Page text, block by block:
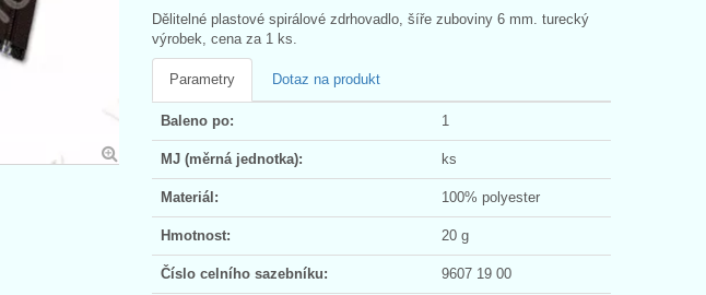
Dělitelné plastové spirálové zdrhovadlo, šíře zuboviny 6 mm. turecký
výrobek, cena za 1 ks.
Parametry Dotaz na produkt
Baleno po: 1
MJ (měrná jednotka): ks
Materiál: 100% polyester
Hmotnost: 20 g
Číslo celního sazebníku: 9607 19 00